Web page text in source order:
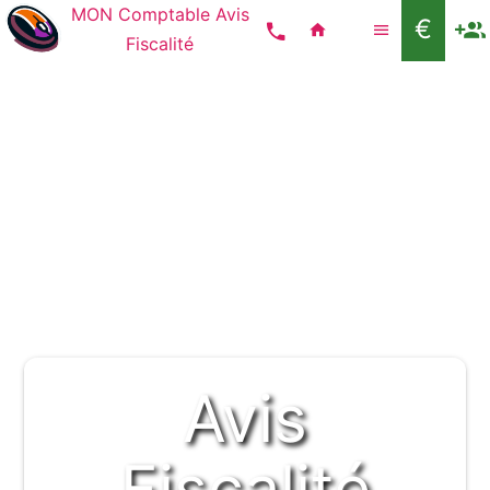
MON Comptable Avis
Fiscalité
€
Avis